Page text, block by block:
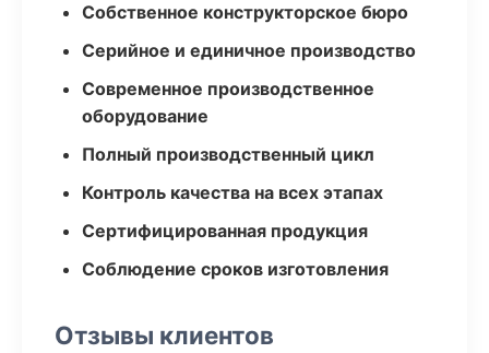
Собственное конструкторское бюро
Серийное и единичное производство
Современное производственное
оборудование
Полный производственный цикл
Контроль качества на всех этапах
Сертифицированная продукция
Соблюдение сроков изготовления
Отзывы клиентов